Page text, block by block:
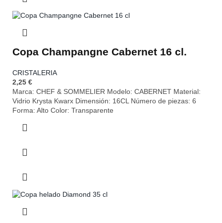
Copa Champangne Cabernet 16 cl.
CRISTALERIA
2,25 €
Marca: CHEF & SOMMELIER Modelo: CABERNET Material:
Vidrio Krysta Kwarx Dimensión: 16CL Número de piezas: 6
Forma: Alto Color: Transparente